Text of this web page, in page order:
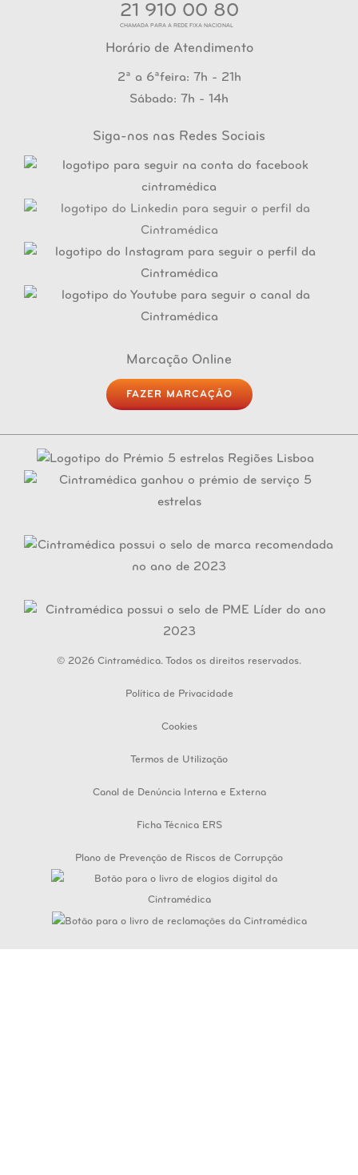
21 910 00 80
CHAMADA PARA A REDE FIXA NACIONAL
Horário de Atendimento
2ª a 6ªfeira: 7h - 21h
Sábado: 7h - 14h
Siga-nos nas Redes Sociais
Marcação Online
FAZER MARCAÇÃO
© 2026 Cintramédica. Todos os direitos reservados.
Política de Privacidade
Cookies
Termos de Utilização
Canal de Denúncia Interna e Externa
Ficha Técnica ERS
Plano de Prevenção de Riscos de Corrupção